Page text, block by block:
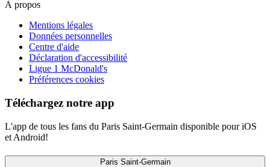
À propos
Mentions légales
Données personnelles
Centre d'aide
Déclaration d'accessibilité
Ligue 1 McDonald's
Préférences cookies
Téléchargez notre app
L'app de tous les fans du Paris Saint-Germain disponible pour iOS
et Android!
Paris Saint-Germain